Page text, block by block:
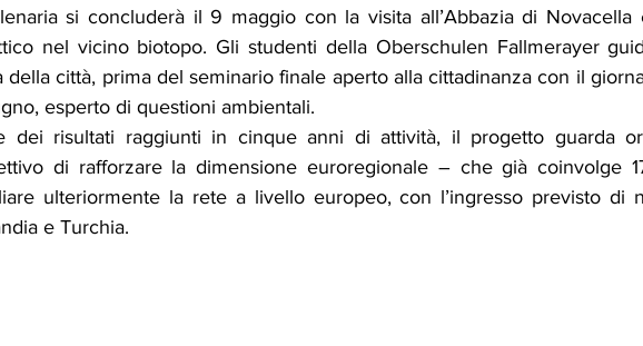
si concluderà il 9 maggio con la visita all’Abbazia di Novacella
nel vicino biotopo. Gli studenti della Oberschulen Fallmerayer
della città, prima del seminario finale aperto alla cittadinanza con il
esperto di questioni ambientali.
dei risultati raggiunti in cinque anni di attività, il progetto guarda
di rafforzare la dimensione euroregionale – che già coinvolge
ulteriormente la rete a livello europeo, con l’ingresso previsto di
e Turchia.